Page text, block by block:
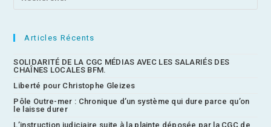
Articles Récents
SOLIDARITÉ DE LA CGC MÉDIAS AVEC LES SALARIÉS DES
CHAÎNES LOCALES BFM.
Liberté pour Christophe Gleizes
Pôle Outre-mer : Chronique d’un système qui dure parce qu’on
le laisse durer
L’instruction judiciaire suite à la plainte déposée par la CGC de